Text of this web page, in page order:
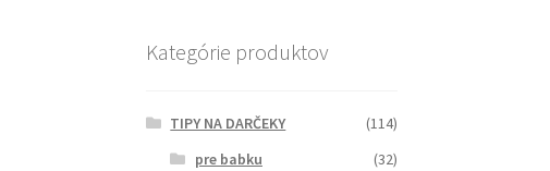
Kategórie produktov
TIPY NA DARČEKY
(114)
pre babku
(32)